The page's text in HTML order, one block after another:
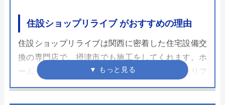
住設ショップリライブ がおすすめの理由
住設ショップリライブは関西に密着した住宅設備交
換の専門店で、摂津市でも施工をしてくれます。ホ
ームページでは商品代と工事費などが含まれたリフ
ォームプランが多数並ぶのが特徴です。メール相談